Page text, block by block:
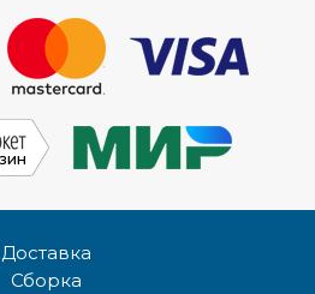
Доставка
Сборка